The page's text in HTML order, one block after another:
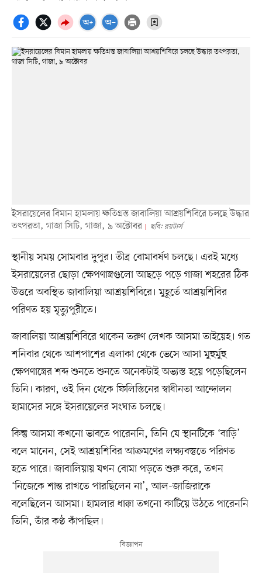
ইসরায়েলের বিমান হামলায় ক্ষতিগ্রস্ত জাবালিয়া আশ্রয়শিবিরে চলছে উদ্ধার
তৎপরতা, গাজা সিটি, গাজা, ৯ অক্টোবর
ছবি: রয়টার্স
স্থানীয় সময় সোমবার দুপুর। তীব্র বোমাবর্ষণ চলছে। এরই মধ্যে
ইসরায়েলের ছোড়া ক্ষেপণাস্ত্রগুলো আছড়ে পড়ে গাজা শহরের ঠিক
উত্তরে অবস্থিত জাবালিয়া আশ্রয়শিবিরে। মুহূর্তে আশ্রয়শিবির
পরিণত হয় মৃত্যুপুরীতে।
জাবালিয়া আশ্রয়শিবিরে থাকেন তরুণ লেখক আসমা তাইয়েহ। গত
শনিবার থেকে আশপাশের এলাকা থেকে ভেসে আসা মুহুর্মুহু
ক্ষেপণাস্ত্রের শব্দ শুনতে শুনতে অনেকটাই অভ্যস্ত হয়ে পড়েছিলেন
তিনি। কারণ, ওই দিন থেকে ফিলিস্তিনের স্বাধীনতা আন্দোলন
হামাসের সঙ্গে ইসরায়েলের সংঘাত চলছে।
কিন্তু আসমা কখনো ভাবতে পারেননি, তিনি যে স্থানটিকে ‘বাড়ি’
বলে মানেন, সেই আশ্রয়শিবির আক্রমণের লক্ষ্যবস্তুতে পরিণত
হতে পারে। জাবালিয়ায় যখন বোমা পড়তে শুরু করে, তখন
‘নিজেকে শান্ত রাখতে পারছিলেন না’, আল-জাজিরাকে
বলেছিলেন আসমা। হামলার ধাক্কা তখনো কাটিয়ে উঠতে পারেননি
তিনি, তাঁর কণ্ঠ কাঁপছিল।